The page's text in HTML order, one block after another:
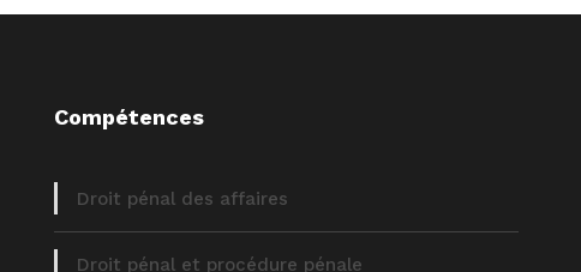
Compétences
Droit pénal des affaires
Droit pénal et procédure pénale